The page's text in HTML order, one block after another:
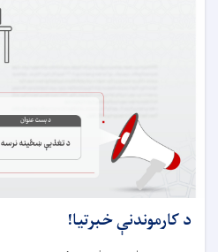
د کارموندنې خبرتيا!